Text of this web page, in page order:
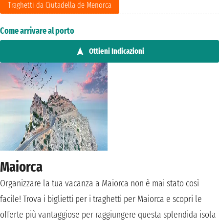
Traghetti da Ciutadella de Menorca
Come arrivare al porto
Ottieni Indicazioni
Maiorca
Organizzare la tua vacanza a Maiorca non è mai stato così
facile! Trova i biglietti per i traghetti per Maiorca e scopri le
offerte più vantaggiose per raggiungere questa splendida isola